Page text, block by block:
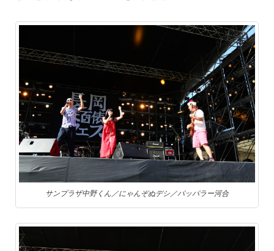
サンプラザ中野くん／にゃんぞぬデシ／パッパラー河合